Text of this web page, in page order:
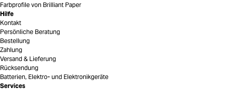
Farbprofile von Brilliant Paper
Hilfe
Kontakt
Persönliche Beratung
Bestellung
Zahlung
Versand & Lieferung
Rücksendung
Batterien, Elektro- und Elektronikgeräte
Services